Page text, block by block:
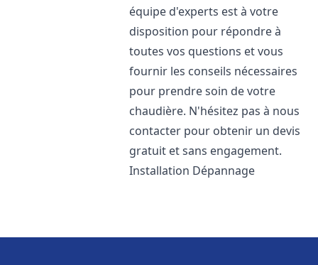
équipe d'experts est à votre
disposition pour répondre à
toutes vos questions et vous
fournir les conseils nécessaires
pour prendre soin de votre
chaudière. N'hésitez pas à nous
contacter pour obtenir un devis
gratuit et sans engagement.
Installation Dépannage